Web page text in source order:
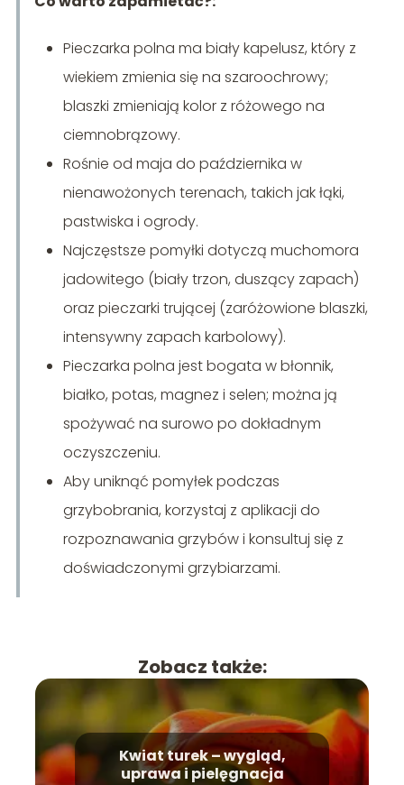
Pieczarka polna ma biały kapelusz, który z
wiekiem zmienia się na szaroochrowy;
blaszki zmieniają kolor z różowego na
ciemnobrązowy.
Rośnie od maja do października w
nienawożonych terenach, takich jak łąki,
pastwiska i ogrody.
Najczęstsze pomyłki dotyczą muchomora
jadowitego (biały trzon, duszący zapach)
oraz pieczarki trującej (zaróżowione blaszki,
intensywny zapach karbolowy).
Pieczarka polna jest bogata w błonnik,
białko, potas, magnez i selen; można ją
spożywać na surowo po dokładnym
oczyszczeniu.
Aby uniknąć pomyłek podczas
grzybobrania, korzystaj z aplikacji do
rozpoznawania grzybów i konsultuj się z
doświadczonymi grzybiarzami.
Zobacz także:
Kwiat turek – wygląd,
uprawa i pielęgnacja